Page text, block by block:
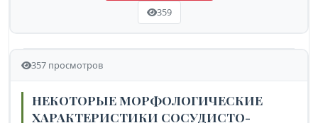
359
357 просмотров
НЕКОТОРЫЕ МОРФОЛОГИЧЕСКИЕ
ХАРАКТЕРИСТИКИ СОСУДИСТО-